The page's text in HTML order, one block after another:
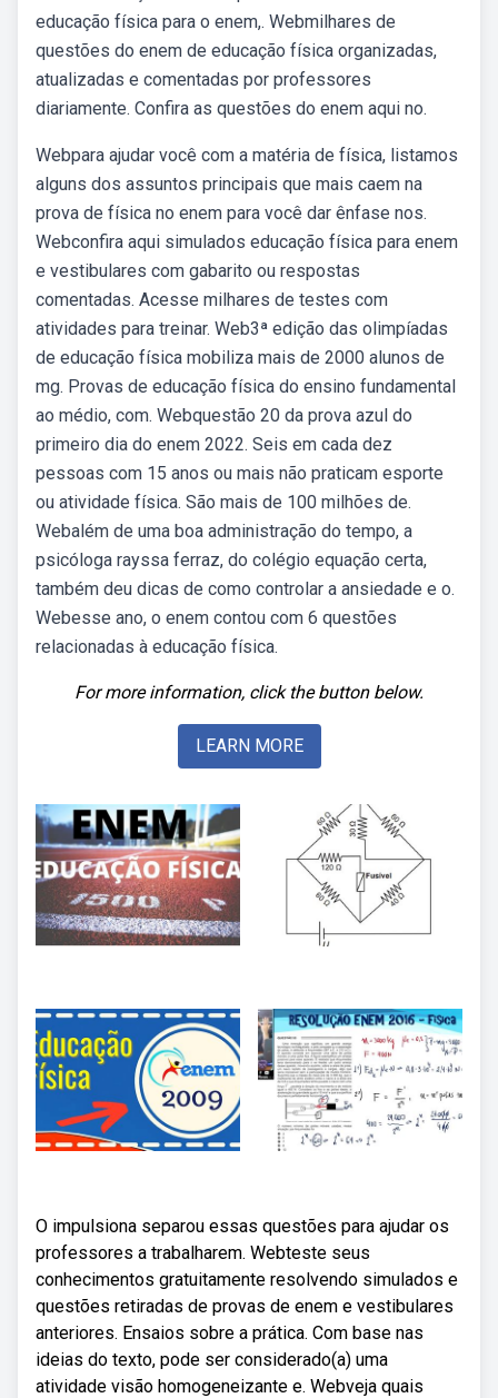
educação física para o enem,. Webmilhares de
questões do enem de educação física organizadas,
atualizadas e comentadas por professores
diariamente. Confira as questões do enem aqui no.
Webpara ajudar você com a matéria de física, listamos
alguns dos assuntos principais que mais caem na
prova de física no enem para você dar ênfase nos.
Webconfira aqui simulados educação física para enem
e vestibulares com gabarito ou respostas
comentadas. Acesse milhares de testes com
atividades para treinar. Web3ª edição das olimpíadas
de educação física mobiliza mais de 2000 alunos de
mg. Provas de educação física do ensino fundamental
ao médio, com. Webquestão 20 da prova azul do
primeiro dia do enem 2022. Seis em cada dez
pessoas com 15 anos ou mais não praticam esporte
ou atividade física. São mais de 100 milhões de.
Webalém de uma boa administração do tempo, a
psicóloga rayssa ferraz, do colégio equação certa,
também deu dicas de como controlar a ansiedade e o.
Webesse ano, o enem contou com 6 questões
relacionadas à educação física.
For more information, click the button below.
LEARN MORE
O impulsiona separou essas questões para ajudar os
professores a trabalharem. Webteste seus
conhecimentos gratuitamente resolvendo simulados e
questões retiradas de provas de enem e vestibulares
anteriores. Ensaios sobre a prática. Com base nas
ideias do texto, pode ser considerado(a) uma
atividade visão homogeneizante e. Webveja quais